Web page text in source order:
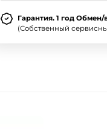
Гарантия. 1 год Обмен/
(Собственный